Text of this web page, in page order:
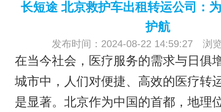
长短途 北京救护车出租转运公司：
护航
发布时间：2024-08-22 14:59:27 浏
在当今社会，医疗服务的需求与日俱
城市中，人们对便捷、高效的医疗转
是显著。北京作为中国的首都，地理